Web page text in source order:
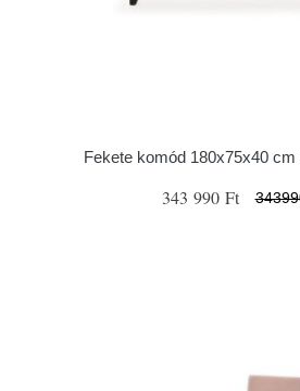
Fekete komód 180x75x40
343 990 Ft